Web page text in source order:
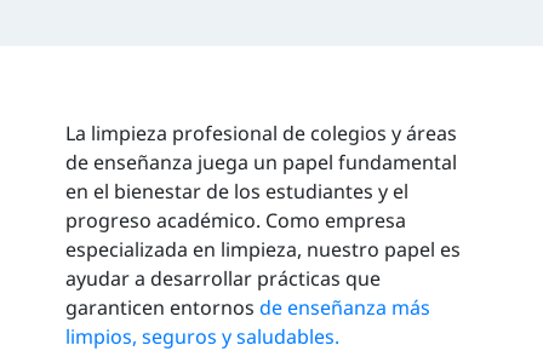
La limpieza profesional de colegios y áreas
de enseñanza juega un papel fundamental
en el bienestar de los estudiantes y el
progreso académico. Como empresa
especializada en limpieza, nuestro papel es
ayudar a desarrollar prácticas que
garanticen entornos de enseñanza más
limpios, seguros y saludables.